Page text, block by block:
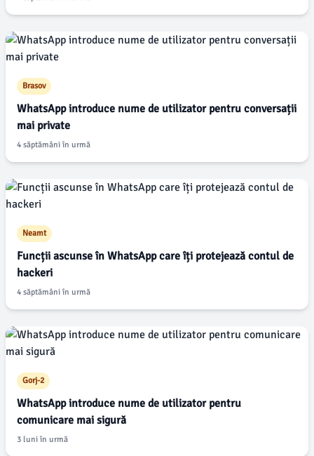
Brasov
WhatsApp introduce nume de utilizator pentru conversații
mai private
4 săptămâni în urmă
Neamt
Funcții ascunse în WhatsApp care îți protejează contul de
hackeri
4 săptămâni în urmă
Gorj-2
WhatsApp introduce nume de utilizator pentru
comunicare mai sigură
3 luni în urmă